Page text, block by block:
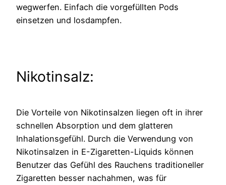
wegwerfen. Einfach die vorgefüllten Pods
einsetzen und losdampfen.
Nikotinsalz:
Die Vorteile von Nikotinsalzen liegen oft in ihrer
schnellen Absorption und dem glatteren
Inhalationsgefühl. Durch die Verwendung von
Nikotinsalzen in E-Zigaretten-Liquids können
Benutzer das Gefühl des Rauchens traditioneller
Zigaretten besser nachahmen, was für